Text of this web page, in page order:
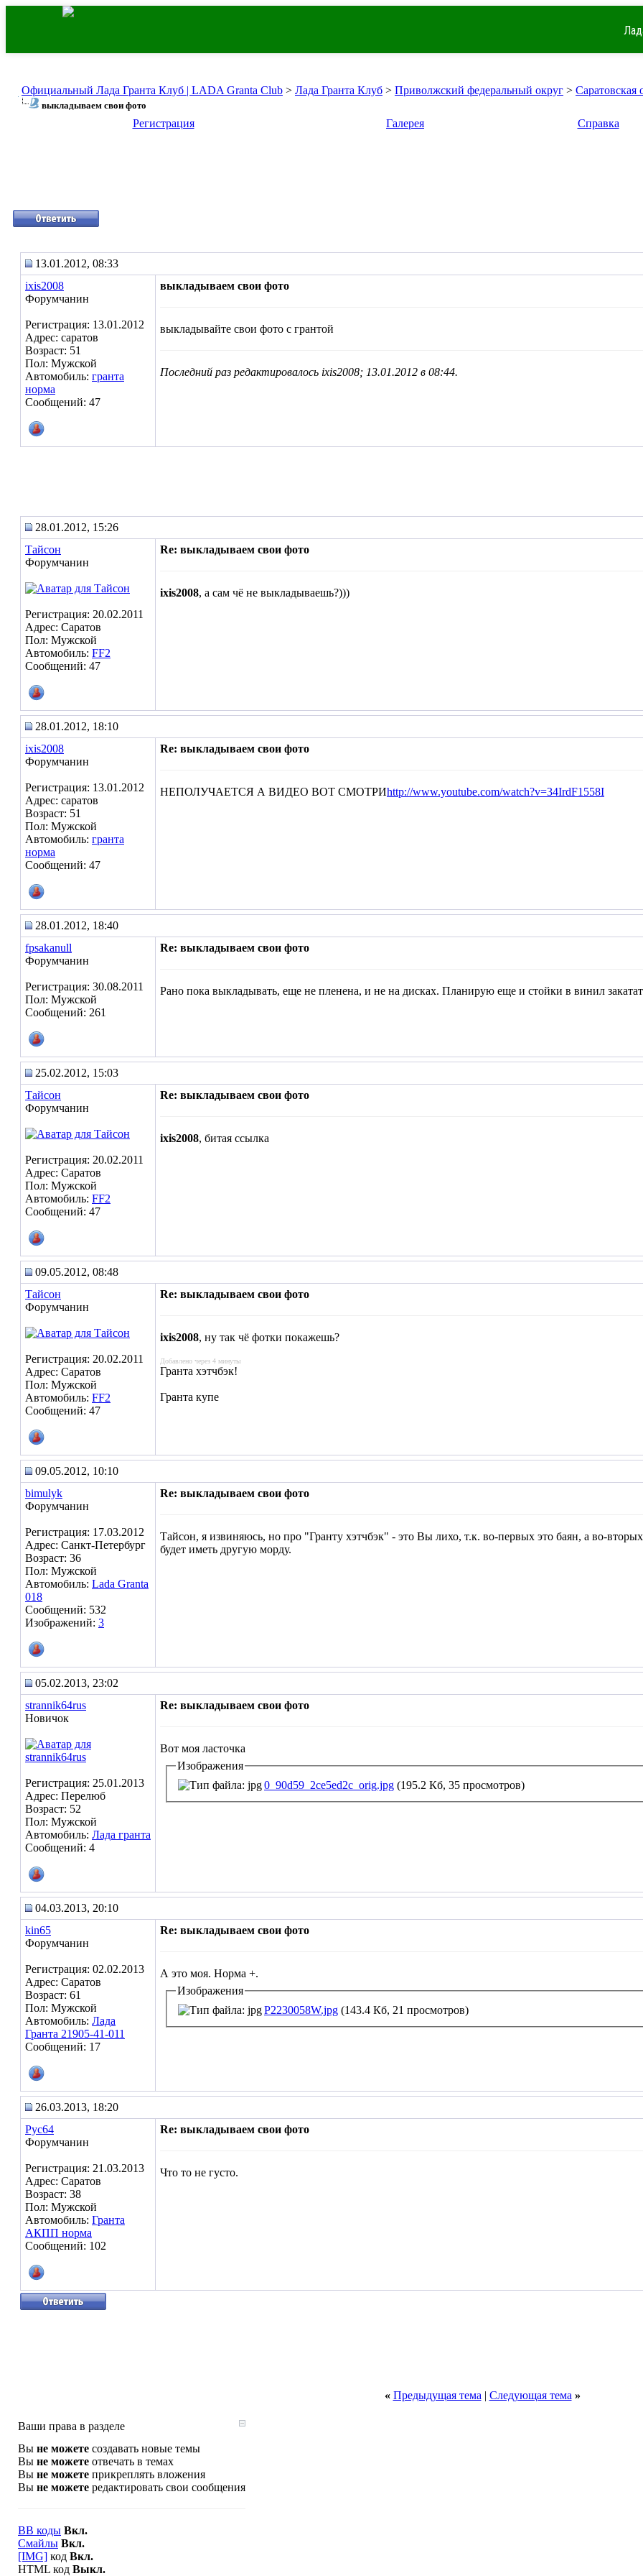
Официальный Лада Гранта Клуб | LADA Granta Club > Лада Гранта Клуб > Приволжский федеральный округ > Саратовская
выкладываем свои фото
Регистрация Галерея Справка
13.01.2012, 08:33
ixis2008
Форумчанин
Регистрация: 13.01.2012
Адрес: саратов
Возраст: 51
Пол: Мужской
Автомобиль: гранта
норма
Сообщений: 47
выкладываем свои фото
выкладывайте свои фото с грантой
Последний раз редактировалось ixis2008; 13.01.2012 в 08:44.
28.01.2012, 15:26
Тайсон
Форумчанин
Регистрация: 20.02.2011
Адрес: Саратов
Пол: Мужской
Автомобиль: FF2
Сообщений: 47
Re: выкладываем свои фото
ixis2008, а сам чё не выкладываешь?)))
28.01.2012, 18:10
ixis2008
Форумчанин
Регистрация: 13.01.2012
Адрес: саратов
Возраст: 51
Пол: Мужской
Автомобиль: гранта
норма
Сообщений: 47
Re: выкладываем свои фото
НЕПОЛУЧАЕТСЯ А ВИДЕО ВОТ СМОТРИhttp://www.youtube.com/watch?v=34IrdF1558I
28.01.2012, 18:40
fpsakanull
Форумчанин
Регистрация: 30.08.2011
Пол: Мужской
Сообщений: 261
Re: выкладываем свои фото
Рано пока выкладывать, еще не пленена, и не на дисках. Планирую еще и стойки в винил
25.02.2012, 15:03
Тайсон
Форумчанин
Регистрация: 20.02.2011
Адрес: Саратов
Пол: Мужской
Автомобиль: FF2
Сообщений: 47
Re: выкладываем свои фото
ixis2008, битая ссылка
09.05.2012, 08:48
Тайсон
Форумчанин
Регистрация: 20.02.2011
Адрес: Саратов
Пол: Мужской
Автомобиль: FF2
Сообщений: 47
Re: выкладываем свои фото
ixis2008, ну так чё фотки покажешь?
Добавлено через 4 минуты
Гранта хэтчбэк!
Гранта купе
09.05.2012, 10:10
bimulyk
Форумчанин
Регистрация: 17.03.2012
Адрес: Санкт-Петербург
Возраст: 36
Пол: Мужской
Автомобиль: Lada Granta
018
Сообщений: 532
Изображений: 3
Re: выкладываем свои фото
Тайсон, я извиняюсь, но про "Гранту хэтчбэк" - это Вы лихо, т.к. во-первых это баян, а во-
будет иметь другую морду.
05.02.2013, 23:02
strannik64rus
Новичок
Регистрация: 25.01.2013
Адрес: Перелюб
Возраст: 52
Пол: Мужской
Автомобиль: Лада гранта
Сообщений: 4
Re: выкладываем свои фото
Вот моя ласточка
Изображения
0_90d59_2ce5ed2c_orig.jpg (195.2 Кб, 35 просмотров)
04.03.2013, 20:10
kin65
Форумчанин
Регистрация: 02.02.2013
Адрес: Саратов
Возраст: 61
Пол: Мужской
Автомобиль: Лада
Гранта 21905-41-011
Сообщений: 17
Re: выкладываем свои фото
А это моя. Норма +.
Изображения
P2230058W.jpg (143.4 Кб, 21 просмотров)
26.03.2013, 18:20
Рус64
Форумчанин
Регистрация: 21.03.2013
Адрес: Саратов
Возраст: 38
Пол: Мужской
Автомобиль: Гранта
АКПП норма
Сообщений: 102
Re: выкладываем свои фото
Что то не густо.
« Предыдущая тема | Следующая тема »
Ваши права в разделе
Вы не можете создавать новые темы
Вы не можете отвечать в темах
Вы не можете прикреплять вложения
Вы не можете редактировать свои сообщения
BB коды Вкл.
Смайлы Вкл.
[IMG] код Вкл.
HTML код Выкл.